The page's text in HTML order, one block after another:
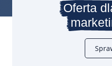
Oferta